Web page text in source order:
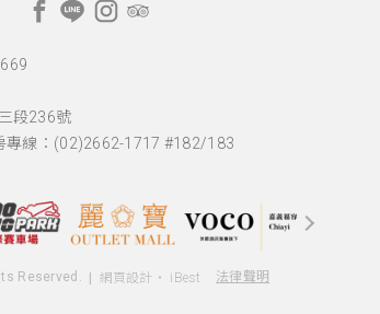
段236號
專線：(02)2662-1717 #182/183
Reserved. 網頁設計 ‧ iBest 法律聲明